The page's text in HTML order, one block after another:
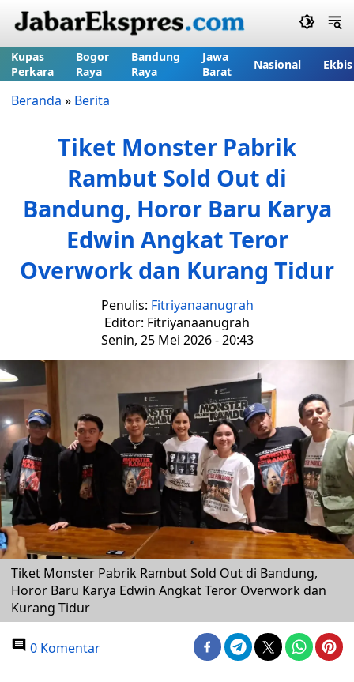
Kupas
Perkara
Bogor
Raya
Bandung
Raya
Jawa
Barat
Nasional Ekbis
Beranda » Berita
Tiket Monster Pabrik
Rambut Sold Out di
Bandung, Horor Baru Karya
Edwin Angkat Teror
Overwork dan Kurang Tidur
Penulis: Fitriyanaanugrah
Editor: Fitriyanaanugrah
Senin, 25 Mei 2026 - 20:43
Tiket Monster Pabrik Rambut Sold Out di Bandung,
Horor Baru Karya Edwin Angkat Teror Overwork dan
Kurang Tidur
0 Komentar